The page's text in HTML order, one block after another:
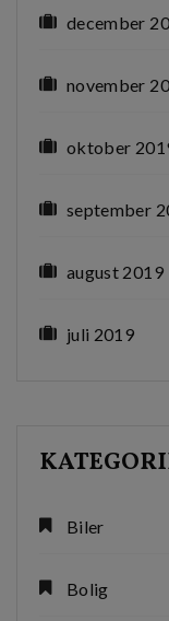
december
november
oktober
september
august 2019
juli 2019
Biler
Bolig